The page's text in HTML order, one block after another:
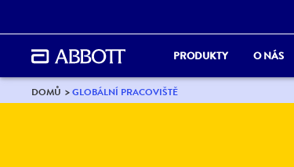
PRODUKTY O NÁS
DOMŮ GLOBÁLNÍ PRACOVIŠTĚ